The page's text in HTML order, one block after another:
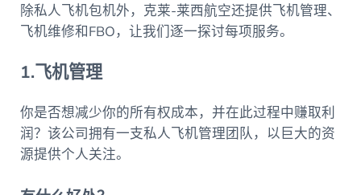
除私人飞机包机外，克莱-莱西航空还提供飞机管理、
飞机维修和FBO，让我们逐一探讨每项服务。
1.飞机管理
你是否想减少你的所有权成本，并在此过程中赚取利
润？该公司拥有一支私人飞机管理团队，以巨大的资
源提供个人关注。